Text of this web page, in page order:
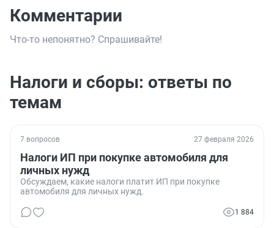
Комментарии
Что-то непонятно? Спрашивайте!
Налоги и сборы: ответы по
темам
7 вопросов 27 февраля 2026
Налоги ИП при покупке автомобиля для
личных нужд
Обсуждаем, какие налоги платит ИП при покупке
автомобиля для личных нужд.
1 884